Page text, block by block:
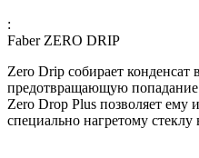
:
Faber ZERO DRIP
Zero Drip собирает конденсат
предотвращающую
Zero Drop Plus позволяет ему
специально нагретому